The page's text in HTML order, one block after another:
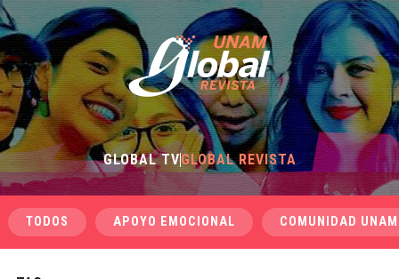
GLOBAL TVGLOBAL REVISTA
TODOS APOYO EMOCIONAL COMUNIDAD UNAM